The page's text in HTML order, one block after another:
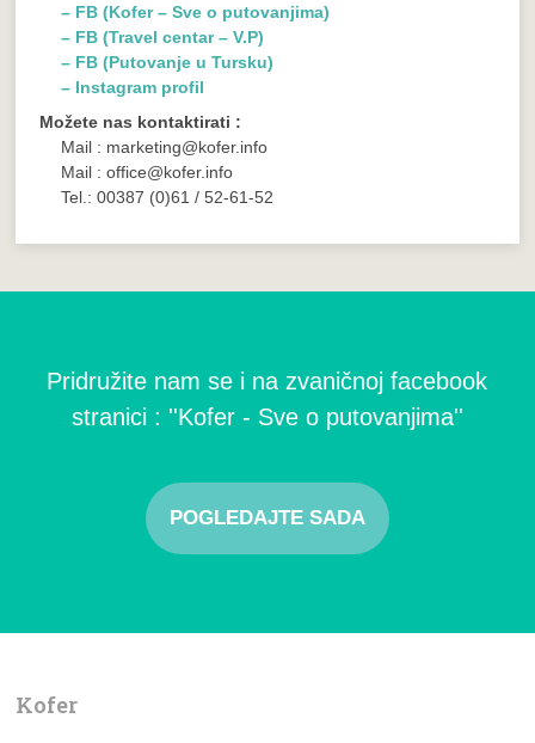
– FB (Kofer – Sve o putovanjima)
– FB (Travel centar – V.P)
– FB (Putovanje u Tursku)
– Instagram profil
Možete nas kontaktirati :
Mail : marketing@kofer.info
Mail : office@kofer.info
Tel.: 00387 (0)61 / 52-61-52
Pridružite nam se i na zvaničnoj facebook
stranici : ''Kofer - Sve o putovanjima''
POGLEDAJTE SADA
Kofer